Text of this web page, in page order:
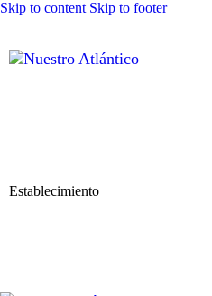
Skip to content Skip to footer
Establecimiento